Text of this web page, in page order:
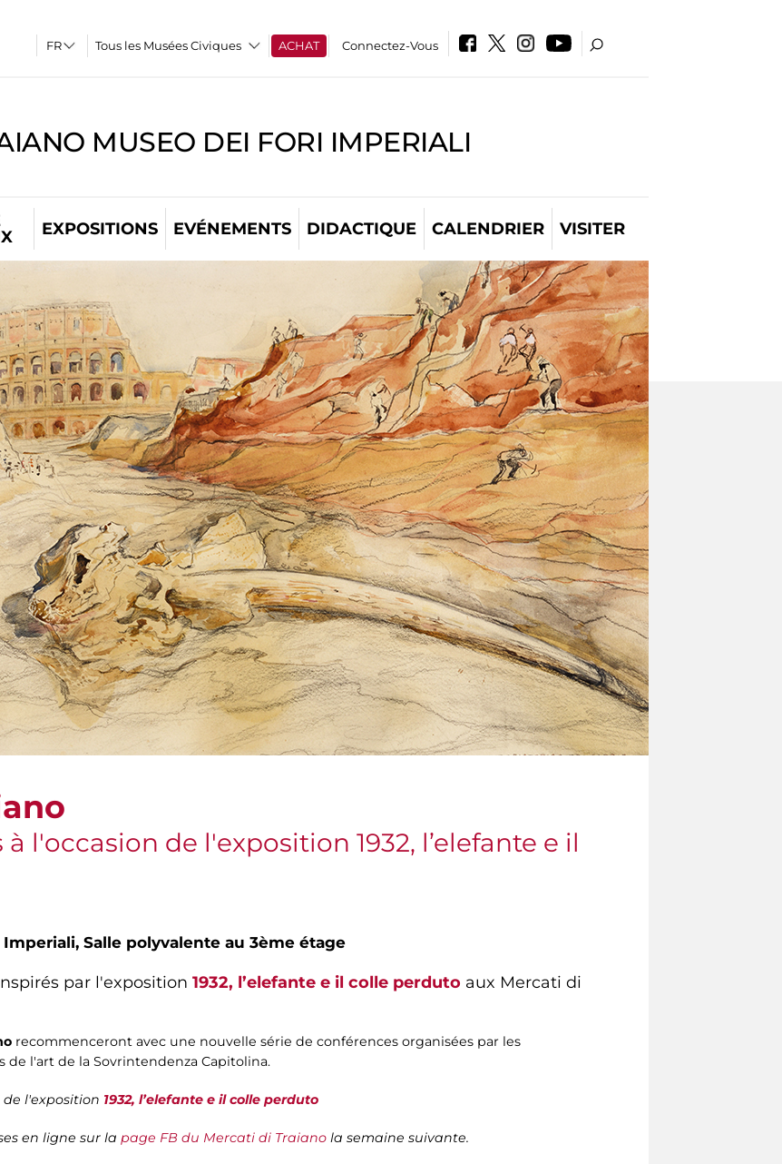
Tous les Musées Civiques ACHAT Connectez-Vous
MUSEO DEI FORI IMPERIALI
EXPOSITIONS EVÉNEMENTS DIDACTIQUE CALENDRIER VISITER
l'occasion de l'exposition 1932, l’elefante e il
Imperiali, Salle polyvalente au 3ème étage
par l'exposition 1932, l’elefante e il colle perduto aux Mercati di
recommenceront avec une nouvelle série de conférences organisées par les
l'art de la Sovrintendenza Capitolina.
de l'exposition 1932, l’elefante e il colle perduto
en ligne sur la page FB du Mercati di Traiano la semaine suivante.